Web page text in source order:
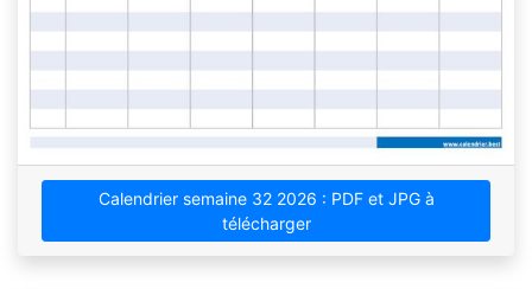
Calendrier semaine 32 2026 : PDF et JPG à
télécharger